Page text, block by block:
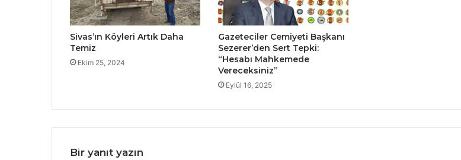
Sivas’ın Köyleri Artık Daha
Temiz
Ekim 25, 2024
Gazeteciler Cemiyeti Başkanı
Sezerer’den Sert Tepki:
“Hesabı Mahkemede
Vereceksiniz”
Eylül 16, 2025
Bir yanıt yazın